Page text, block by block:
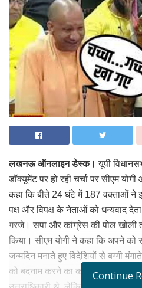
लखनऊ ऑनलाइन डेस्क। यूपी
डॉक्यूमेंट पर हो रही चर्चा पर सीएम
कहा कि बीते 24 घंटे में 187 वक्ताओं ने
पक्ष और विपक्ष के नेताओं को धन्यवाद
गरजे। सपा और कांग्रेस की पोल खोली
किया। सीएम योगी ने कहा कि अपने को
जन्मदिन मनाते हुए विदेशियों से बग्गी
को बदनाम करने का काम कर दिया।
Continue